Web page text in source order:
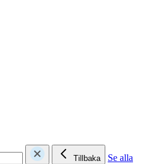
Tillbaka
Se alla